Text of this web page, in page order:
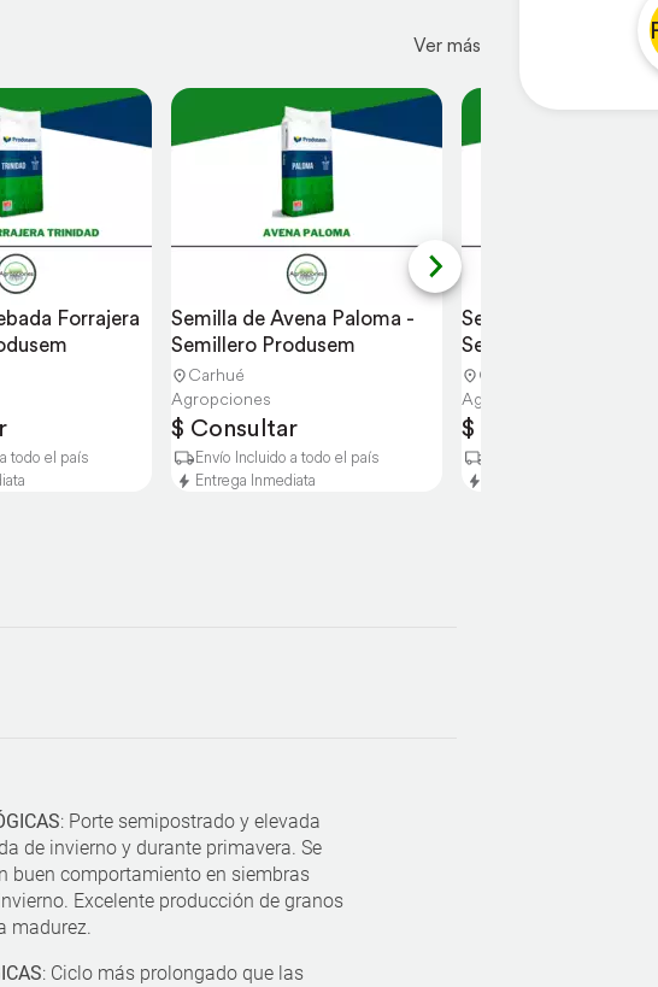
Ver más
Forrajera
todo el país
Semilla de Avena Paloma -
Semillero Produsem
Carhué
Agropciones
$ Consultar
Envío Incluido a todo el país
Entrega Inmediata
Semilla de Triticale
Semillero Produsem
Carhué
Agropciones
$ Consultar
: Porte semipostrado y elevada
de invierno y durante primavera. Se
buen comportamiento en siembras
Excelente producción de granos
madurez.
: Ciclo más prolongado que las